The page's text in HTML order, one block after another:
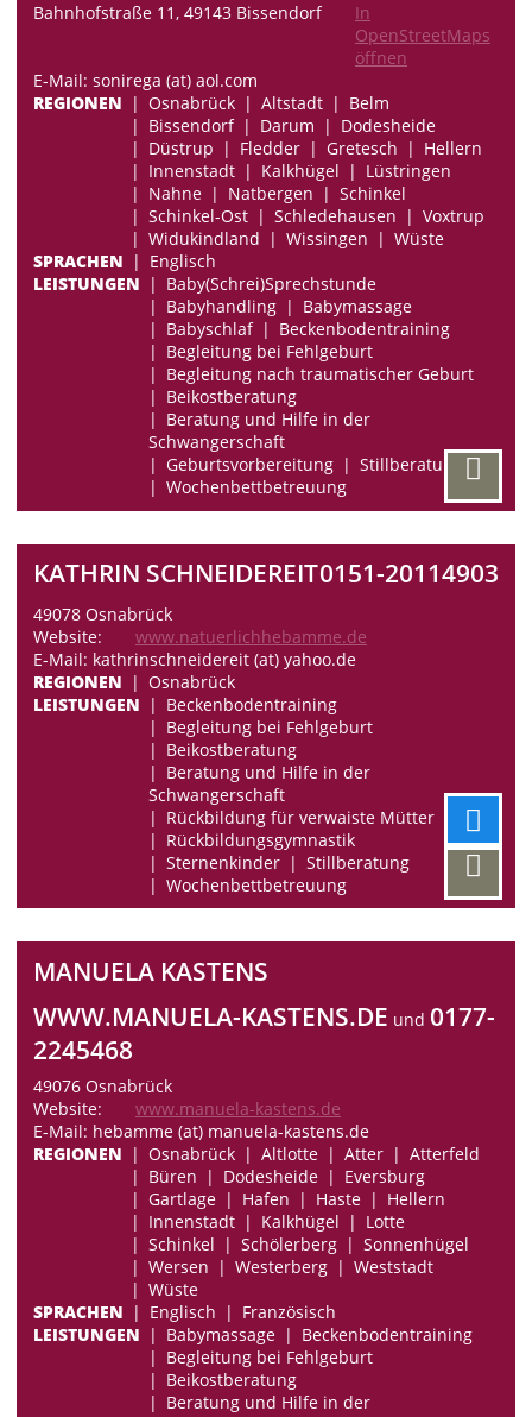
Bahnhofstraße 11, 49143 Bissendorf
In
OpenStreetMaps
öffnen
E-Mail: sonirega (at) aol.com
REGIONEN
Osnabrück Altstadt
Belm
Bissendorf
Darum
Dodesheide
Düstrup
Fledder Gretesch
Hellern
Innenstadt
Kalkhügel
Lüstringen
Nahne
Natbergen
Schinkel
Schinkel-Ost
Schledehausen
Voxtrup
Widukindland
Wissingen
Wüste
SPRACHEN
Englisch
LEISTUNGEN
Baby(Schrei)Sprechstunde
Babyhandling
Babymassage
Babyschlaf
Beckenbodentraining
Begleitung bei Fehlgeburt
Begleitung nach traumatischer Geburt
Beikostberatung
Beratung und Hilfe in der
Schwangerschaft
Geburtsvorbereitung
Stillberatung
Wochenbettbetreuung
KATHRIN SCHNEIDEREIT0151-20114903
49078 Osnabrück
Website:
www.natuerlichhebamme.de
E-Mail: kathrinschneidereit (at) yahoo.de
REGIONEN
Osnabrück
LEISTUNGEN
Beckenbodentraining
Begleitung bei Fehlgeburt
Beikostberatung
Beratung und Hilfe in der
Schwangerschaft
Rückbildung für verwaiste Mütter
Rückbildungsgymnastik
Sternenkinder
Stillberatung
Wochenbettbetreuung
MANUELA KASTENS
WWW.MANUELA-KASTENS.DE und 0177-
2245468
49076 Osnabrück
Website:
www.manuela-kastens.de
E-Mail: hebamme (at) manuela-kastens.de
REGIONEN
Osnabrück Altlotte Atter
Atterfeld
Büren
Dodesheide
Eversburg
Gartlage
Hafen Haste
Hellern
Innenstadt
Kalkhügel
Lotte
Schinkel
Schölerberg
Sonnenhügel
Wersen
Westerberg
Weststadt
Wüste
SPRACHEN
Englisch
Französisch
LEISTUNGEN
Babymassage
Beckenbodentraining
Begleitung bei Fehlgeburt
Beikostberatung
Beratung und Hilfe in der